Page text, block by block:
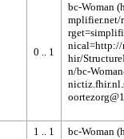
0 .. 1
bc-Woman
1 .. 1 bc-Woman